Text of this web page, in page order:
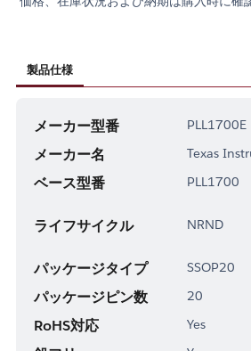
製品仕様
メーカー型番 PLL1700E
メーカー名 Texas
ベース型番 PLL1700
ライフサイクル NRND
パッケージタイプ SSOP20
パッケージピン数 20
RoHS対応 Yes